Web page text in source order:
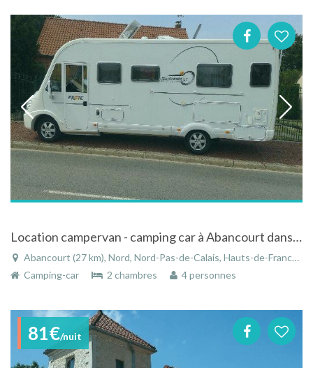
Location campervan - camping car à Abancourt dans le Nord-Pas-de-Calais
Abancourt (27 km), Nord, Nord-Pas-de-Calais, Hauts-de-France, France
Camping-car
2 chambres 4 personnes
81€/nuit